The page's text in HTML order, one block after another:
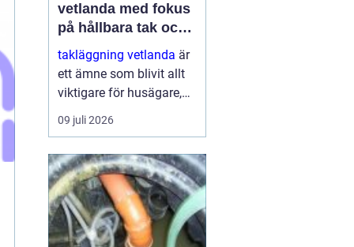
vetlanda med fokus
på hållbara tak och
trygga hus
takläggning vetlanda är
ett ämne som blivit allt
viktigare för husägare,
bostadsrättsföreningar
och fastighetsägare i
skyddar inte bara mot
regn, snö och blåst, utan
påve...
09 juli 2026